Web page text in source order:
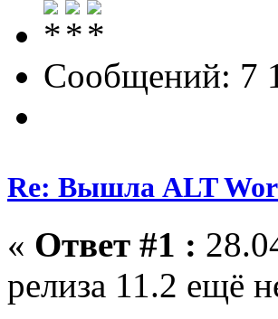
Сообщений: 7
Re: Вышла ALT
« Ответ #1 :
релиза 11.2 ещё